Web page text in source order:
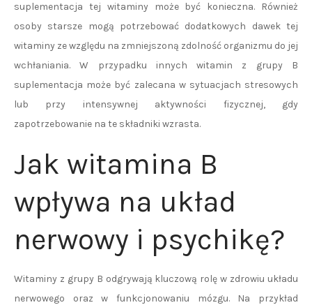
suplementacja tej witaminy może być konieczna. Również
osoby starsze mogą potrzebować dodatkowych dawek tej
witaminy ze względu na zmniejszoną zdolność organizmu do jej
wchłaniania. W przypadku innych witamin z grupy B
suplementacja może być zalecana w sytuacjach stresowych
lub przy intensywnej aktywności fizycznej, gdy
zapotrzebowanie na te składniki wzrasta.
Jak witamina B
wpływa na układ
nerwowy i psychikę?
Witaminy z grupy B odgrywają kluczową rolę w zdrowiu układu
nerwowego oraz w funkcjonowaniu mózgu. Na przykład